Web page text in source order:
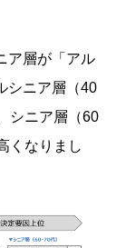
ア層が「アル
シニア層（40
シニア層（60
くなりまし